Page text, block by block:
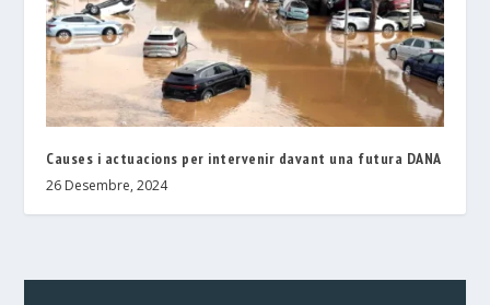
Causes i actuacions per intervenir davant una futura DANA
26 Desembre, 2024